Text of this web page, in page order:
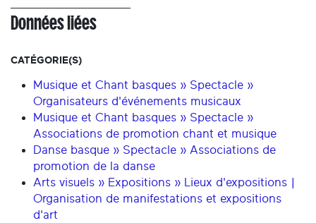
Données liées
CATÉGORIE(S)
Musique et Chant basques » Spectacle »
Organisateurs d'événements musicaux
Musique et Chant basques » Spectacle »
Associations de promotion chant et musique
Danse basque » Spectacle » Associations de
promotion de la danse
Arts visuels » Expositions » Lieux d'expositions |
Organisation de manifestations et expositions
d'art